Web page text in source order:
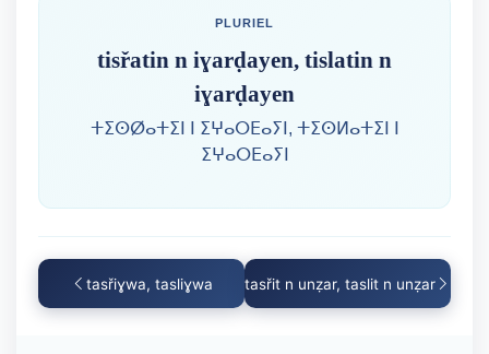
PLURIEL
tisřatin n iɣarḍayen, tislatin n
iɣarḍayen
ⵜⵉⵙⵁⴰⵜⵉⵏ ⵏ ⵉⵖⴰⵔⴹⴰⵢⵏ, ⵜⵉⵙⵍⴰⵜⵉⵏ ⵏ
ⵉⵖⴰⵔⴹⴰⵢⵏ
tasřiɣwa, tasliɣwa tasřit n unẓar, taslit n unẓar